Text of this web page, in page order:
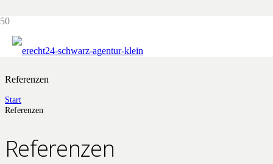
Referenzen
Referenzen
Start
Referenzen
Referenzen